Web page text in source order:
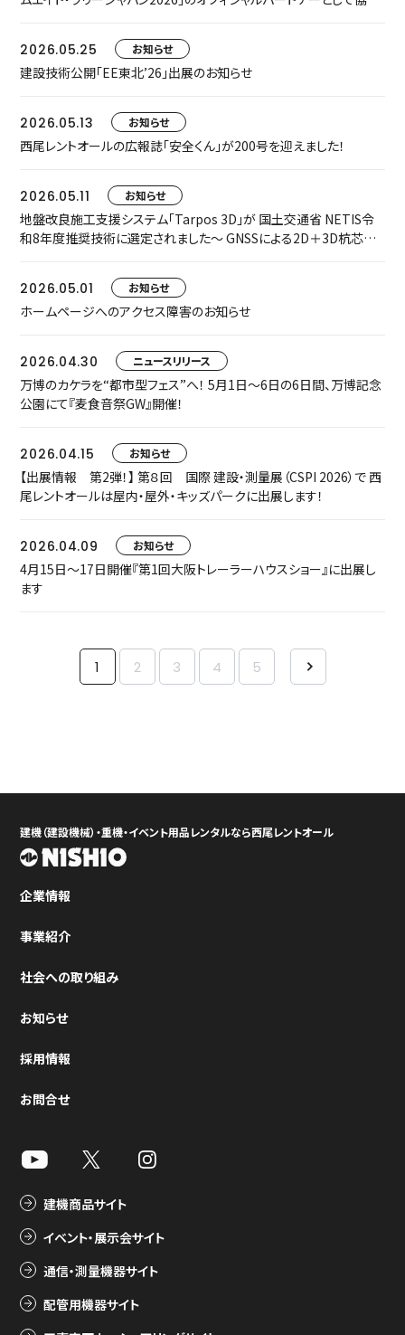
2026.05.25
お知らせ
建設技術公開「EE東北’26」出展のお知らせ
2026.05.13 お知らせ
西尾レントオールの広報誌「安全くん」が200号を迎えました！
2026.05.11 お知らせ
地盤改良施工支援システム「Tarpos 3D」が 国土交通省 NETIS令
和8年度推奨技術に選定されました～ GNSSによる2D＋3D杭芯誘
2026.05.01
お知らせ
ホームページへのアクセス障害のお知らせ
2026.04.30 ニュースリリース
万博のカケラを“都市型フェス”へ！ 5月1日〜6日の6日間、万博記念
公園にて『麦食音祭GW』開催！
2026.04.15 お知らせ
【出展情報 第2弾！】 第８回 国際 建設・測量展（CSPI 2026）で 西
尾レントオールは屋内・屋外・キッズパークに出展します！
2026.04.09 お知らせ
4月15日～17日開催『第1回大阪トレーラーハウスショー』に出展し
ます
1 2 3 4 5
建機（建設機械）・重機・イベント用品レンタルなら西尾レントオール
企業情報
事業紹介
社会への取り組み
お知らせ
採用情報
お問合せ
建機商品サイト
イベント・展示会サイト
通信・測量機器サイト
配管用機器サイト